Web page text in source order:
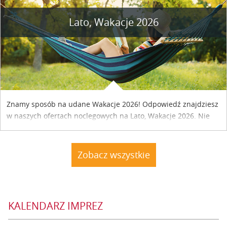
Lato, Wakacje 2026
Znamy sposób na udane Wakacje 2026! Odpowiedź znajdziesz
w naszych ofertach noclegowych na Lato, Wakacje 2026. Nie
Zobacz wszystkie
KALENDARZ IMPREZ